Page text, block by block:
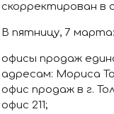
скорректирован в
В пятницу, 7 марта:
офисы продаж
адресам: Мориса
офис продаж в г.
офис 211;